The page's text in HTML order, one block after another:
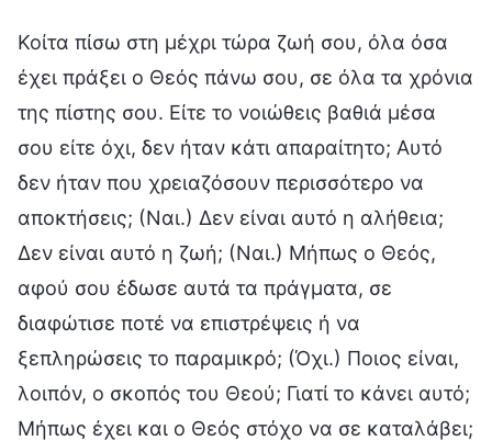
Κοίτα πίσω στη μέχρι τώρα ζωή σου, όλα όσα
έχει πράξει ο Θεός πάνω σου, σε όλα τα χρόνια
της πίστης σου. Είτε το νοιώθεις βαθιά μέσα
σου είτε όχι, δεν ήταν κάτι απαραίτητο; Αυτό
δεν ήταν που χρειαζόσουν περισσότερο να
αποκτήσεις; (Ναι.) Δεν είναι αυτό η αλήθεια;
Δεν είναι αυτό η ζωή; (Ναι.) Μήπως ο Θεός,
αφού σου έδωσε αυτά τα πράγματα, σε
διαφώτισε ποτέ να επιστρέψεις ή να
ξεπληρώσεις το παραμικρό; (Όχι.) Ποιος είναι,
λοιπόν, ο σκοπός του Θεού; Γιατί το κάνει αυτό;
Μήπως έχει και ο Θεός στόχο να σε καταλάβει;